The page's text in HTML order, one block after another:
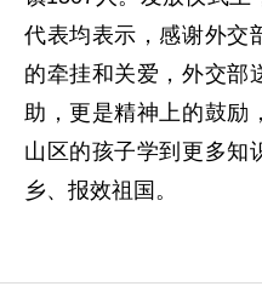
代表均表示，感谢外交
的牵挂和关爱，外交部
助，更是精神上的鼓励
山区的孩子学到更多知
乡、报效祖国。